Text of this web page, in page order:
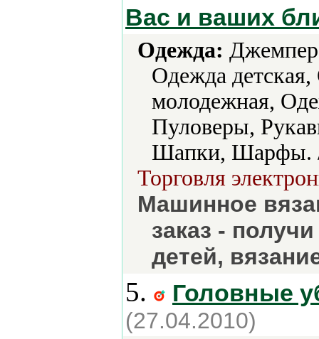
Вас и ваших
Одежда:
Одежда
молодежная,
Пуловеры,
Шапки,
Торговля
Машинное
заказ -
детей,
5. Головные
(27.04.2010)